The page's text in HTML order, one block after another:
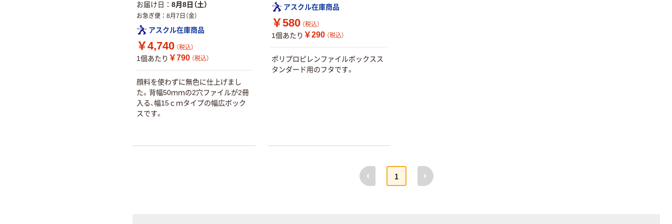
お届け日 8月8日（土）
お急ぎ便 8月7日（金）
アスクル在庫商品
￥4,740 （税込）
1個あたり ￥790 （税込）
顔料を使わずに無色に仕上げまし
た。背幅50ｍｍの2穴ファイルが2冊
入る、幅15ｃｍタイプの幅広ボック
スです。
アスクル在庫商品
￥580 （税込）
1個あたり ￥290 （税込）
ポリプロピレンファイルボックスス
タンダード用のフタです。
前へ
1
次へ